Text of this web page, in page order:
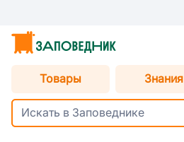
Товары Знания